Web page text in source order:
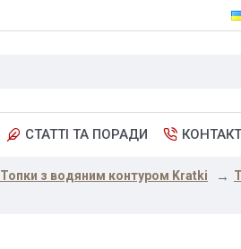
СТАТТІ ТА ПОРАДИ
Топки з водяним контуром Kratki